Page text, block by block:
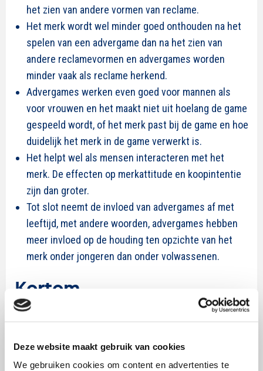
Deze website maakt gebruik van cookies
We gebruiken cookies om content en advertenties te
het zien van andere vormen van reclame.
Het merk wordt wel minder goed onthouden na het
spelen van een advergame dan na het zien van
andere reclamevormen en advergames worden
minder vaak als reclame herkend.
Advergames werken even goed voor mannen als
voor vrouwen en het maakt niet uit hoelang de game
gespeeld wordt, of het merk past bij de game en hoe
duidelijk het merk in de game verwerkt is.
Het helpt wel als mensen interacteren met het
merk. De effecten op merkattitude en koopintentie
zijn dan groter.
Tot slot neemt de invloed van advergames af met
leeftijd, met andere woorden, advergames hebben
meer invloed op de houding ten opzichte van het
merk onder jongeren dan onder volwassenen.
Kortom
In vergelijking met andere vormen van reclame is een
gedrag te beïnvloeden, vooral onder jongeren en als er
in het spel geïnteracteerd wordt met het merk. Om